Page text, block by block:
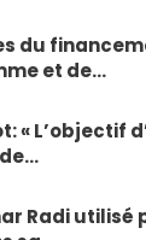
du
et de…
« L’objectif
Radi utilisé